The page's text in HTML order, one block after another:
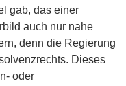
gab, das einer
auch nur nahe
denn die Regierung
Dieses
oder